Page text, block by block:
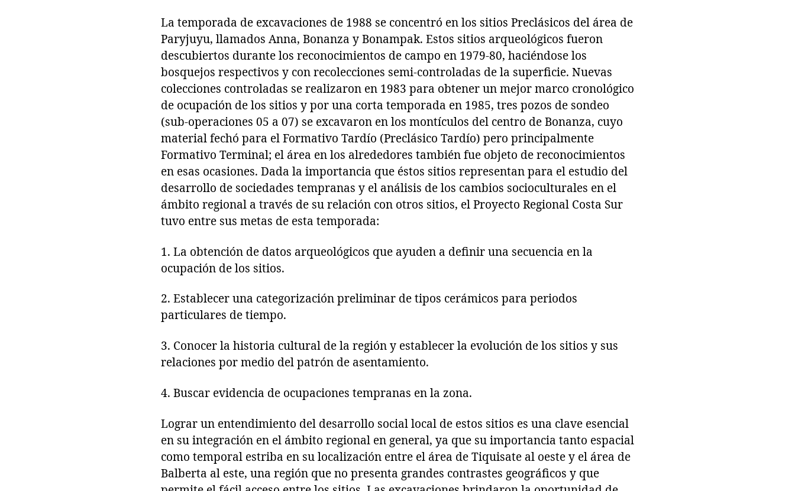
La temporada de excavaciones de 1988 se concentró en los sitios Preclásicos del área de
Paryjuyu, llamados Anna, Bonanza y Bonampak. Estos sitios arqueológicos fueron
descubiertos durante los reconocimientos de campo en 1979-80, haciéndose los
bosquejos respectivos y con recolecciones semi-controladas de la superficie. Nuevas
colecciones controladas se realizaron en 1983 para obtener un mejor marco cronológico
de ocupación de los sitios y por una corta temporada en 1985, tres pozos de sondeo
(sub-operaciones 05 a 07) se excavaron en los montículos del centro de Bonanza, cuyo
material fechó para el Formativo Tardío (Preclásico Tardío) pero principalmente
Formativo Terminal; el área en los alrededores también fue objeto de reconocimientos
en esas ocasiones. Dada la importancia que éstos sitios representan para el estudio del
desarrollo de sociedades tempranas y el análisis de los cambios socioculturales en el
ámbito regional a través de su relación con otros sitios, el Proyecto Regional Costa Sur
tuvo entre sus metas de esta temporada:
1. La obtención de datos arqueológicos que ayuden a definir una secuencia en la
ocupación de los sitios.
2. Establecer una categorización preliminar de tipos cerámicos para periodos
particulares de tiempo.
3. Conocer la historia cultural de la región y establecer la evolución de los sitios y sus
relaciones por medio del patrón de asentamiento.
4. Buscar evidencia de ocupaciones tempranas en la zona.
Lograr un entendimiento del desarrollo social local de estos sitios es una clave esencial
en su integración en el ámbito regional en general, ya que su importancia tanto espacial
como temporal estriba en su localización entre el área de Tiquisate al oeste y el área de
Balberta al este, una región que no presenta grandes contrastes geográficos y que